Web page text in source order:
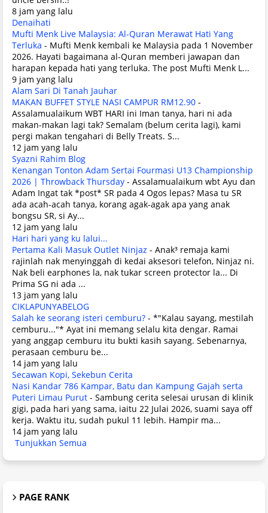
8 jam yang lalu
Denaihati
Mufti Menk Live Malaysia: Al-Quran Merawat Hati Yang
Terluka - Mufti Menk kembali ke Malaysia pada 1 November
2026. Hayati bagaimana al-Quran memberi jawapan dan
harapan kepada hati yang terluka. The post Mufti Menk L...
9 jam yang lalu
Alam Sari Di Tanah Jauhar
MAKAN BUFFET STYLE NASI CAMPUR RM12.90 -
Assalamualaikum WBT HARI ini Iman tanya, hari ni ada
makan-makan lagi tak? Semalam (belum cerita lagi), kami
pergi makan tengahari di Belly Treats. S...
12 jam yang lalu
Syazni Rahim Blog
Kenangan Tonton Adam Sertai Fourmasi U13 Championship
2026 | Throwback Thursday - Assalamualaikum wbt Ayu dan
Adam Ingat tak *post* SR pada 4 Ogos lepas? Masa tu SR
ada acah-acah tanya, korang agak-agak apa yang anak
bongsu SR, si Ay...
12 jam yang lalu
Hari hari yang ku lalui...
Pertama Kali Masuk Outlet Ninjaz - Anak³ remaja kami
rajinlah nak menyinggah di kedai aksesori telefon, Ninjaz ni.
Nak beli earphones la, nak tukar screen protector la... Di
Prima SG ni ada ...
13 jam yang lalu
CIKLAPUNYABELOG
Salah ke seorang isteri cemburu? - *"Kalau sayang, mestilah
cemburu..."* Ayat ini memang selalu kita dengar. Ramai
yang anggap cemburu itu bukti kasih sayang. Sebenarnya,
perasaan cemburu be...
14 jam yang lalu
Secawan Kopi, Sekebun Cerita
Nasi Kandar 786 Kampar, Batu dan Kampung Gajah serta
Puteri Limau Purut - Sambung cerita selesai urusan di klinik
gigi, pada hari yang sama, iaitu 22 Julai 2026, suami saya off
kerja. Waktu itu, sudah pukul 11 lebih. Hampir ma...
14 jam yang lalu
Tunjukkan Semua
PAGE RANK